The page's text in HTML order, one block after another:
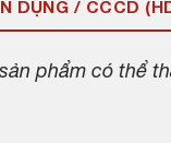
DỤNG / CCCD
phẩm có thể